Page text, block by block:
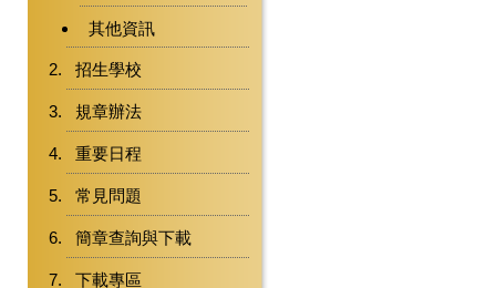
其他資訊
招生學校
規章辦法
重要日程
常見問題
簡章查詢與下載
下載專區